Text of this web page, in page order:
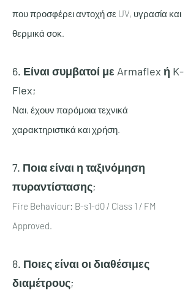
που προσφέρει αντοχή σε UV, υγρασία και
θερμικά σοκ.
6. Είναι συμβατοί με Armaflex ή K-
Flex;
Ναι, έχουν παρόμοια τεχνικά
χαρακτηριστικά και χρήση.
7. Ποια είναι η ταξινόμηση
πυραντίστασης;
Fire Behaviour: B-s1-d0 / Class 1 / FM
Approved.
8. Ποιες είναι οι διαθέσιμες
διαμέτρους;